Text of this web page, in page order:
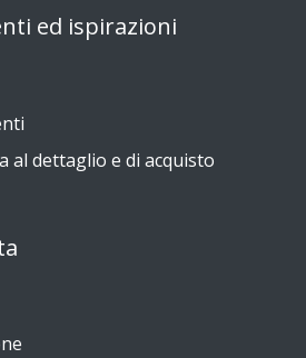
ed ispirazioni
al dettaglio e di acquisto